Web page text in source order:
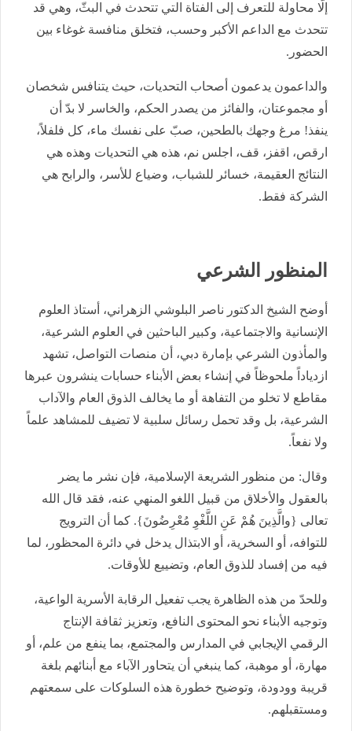
إلّا محاولة للتعرف إلى الفتاة التي تتحدث في البثّ، وهي قد
تتحدث مع الداعم الأكبر وحسب، فتخلق منافسة غوغاء بين
الحضور.
والداعمون يدعمون أصحاب التحديات، حيث يتنافس شخصان
أو مجموعتان، والفائز من يصدر الحكم، والخاسر لا بدّ أن
ينفذ! مرغ وجهك بالطحين، صبّ على نفسك ماء، كل فلفلاً،
ارقص، اقفز، قف، اجلس نم، هذه هي التحديات وهذه هي
النتائج العقيمة، خسائر للشباب، وضياع للأسر، والرابح هي
الشركة فقط.
المنظور الشرعي
أوضح الشيخ الدكتور ناصر البلوشي الزهراني، أستاذ العلوم
الإنسانية والاجتماعية، وكبير الباحثين في العلوم الشرعية،
والمأذون الشرعي بإمارة دبي، أن منصات التواصل، تشهد
ازدياداً ملحوظاً في إنشاء بعض الأبناء حسابات ينشرون عبرها
مقاطع لا تخلو من التفاهة أو ما يخالف الذوق العام والآداب
الشرعية، بل وقد تحمل رسائل سلبية لا تضيف للمشاهد علماً
ولا نفعاً.
وقال: من منظور الشريعة الإسلامية، فإن نشر ما يضر
بالعقول والأخلاق من قبيل اللغو المنهي عنه، فقد قال الله
تعالى {والَّذِينَ هُمْ عَنِ اللَّغْوِ مُعْرِضُونَ}. كما أن الترويج
للتوافه، أو السخرية، أو الابتذال يدخل في دائرة المحظور، لما
فيه من إفساد للذوق العام، وتضييع للأوقات.
وللحدّ من هذه الظاهرة يجب تفعيل الرقابة الأسرية الواعية،
وتوجيه الأبناء نحو المحتوى النافع، وتعزيز ثقافة الإنتاج
الرقمي الإيجابي في المدارس والمجتمع، بما ينفع من علم، أو
مهارة، أو موهبة، كما ينبغي أن يتحاور الآباء مع أبنائهم بلغة
قريبة وودودة، وتوضيح خطورة هذه السلوكات على سمعتهم
ومستقبلهم.